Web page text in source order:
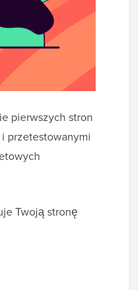
pierwszych stron
przetestowanymi
Twoją stronę